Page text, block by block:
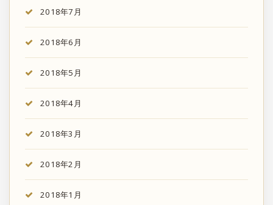
2018年7月
2018年6月
2018年5月
2018年4月
2018年3月
2018年2月
2018年1月